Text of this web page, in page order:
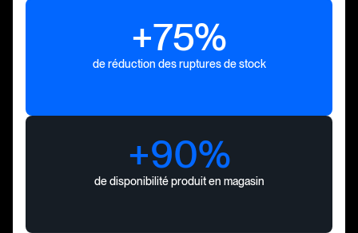
+75%
de réduction des ruptures de stock
+90%
de disponibilité produit en magasin